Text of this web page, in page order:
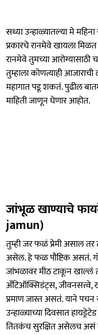
सध्या उन्हाळ्यातल्या मे
प्रकारचे रानमेवे खायला
रानमेवे तुमच्या
तुम्हाला कोणत्याही
महागात पडू शकतं. पुढील
माहिती जाणून घेणार आहोत.
जांभूळ खाण्याचे
jamun)
तुम्ही जर फळं प्रेमी असाल तर
असेल. हे फळ पौष्टिक असतं.
जांभळावर मीठ टाकून खाल्लं
अँटिऑक्सिडंट्स,
प्रमाण जास्त असतं. याने पचन
उन्हाळ्याच्या दिवसात
तितकंच सुरक्षित असेलच असं